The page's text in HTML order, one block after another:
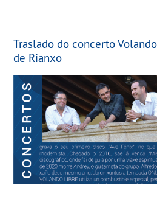
Traslado do concerto
de Rianxo